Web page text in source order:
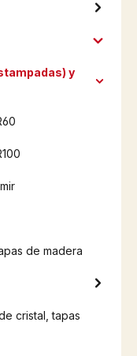
y
de madera
cristal, tapas